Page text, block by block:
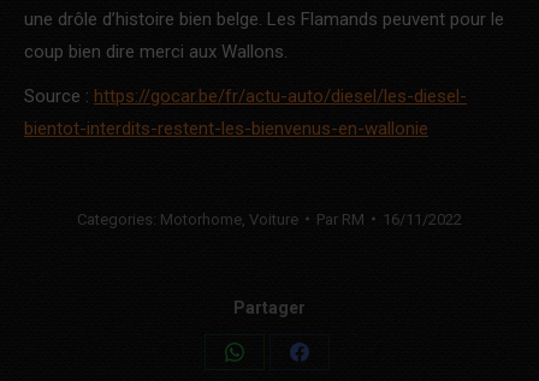
une drôle d’histoire bien belge. Les Flamands peuvent pour le
coup bien dire merci aux Wallons.
Source : https://gocar.be/fr/actu-auto/diesel/les-diesel-
bientot-interdits-restent-les-bienvenus-en-wallonie
Categories: Motorhome Voiture Par RM 16/11/2022
Partager
Share
Share